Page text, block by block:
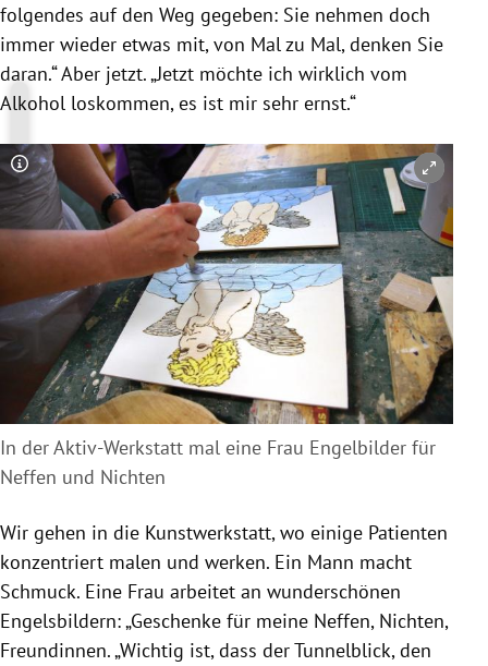
folgendes auf den Weg gegeben: Sie nehmen doch
immer wieder etwas mit, von Mal zu Mal, denken Sie
daran.“ Aber jetzt. „Jetzt möchte ich wirklich vom
Alkohol loskommen, es ist mir sehr ernst.“
Copyright-Hinweis öffnen/schließen
In der Aktiv-Werkstatt mal eine Frau Engelbilder für
Neffen und Nichten
Wir gehen in die Kunstwerkstatt, wo einige Patienten
konzentriert malen und werken. Ein Mann macht
Schmuck. Eine Frau arbeitet an wunderschönen
Engelsbildern: „Geschenke für meine Neffen, Nichten,
Freundinnen. „Wichtig ist, dass der Tunnelblick, den